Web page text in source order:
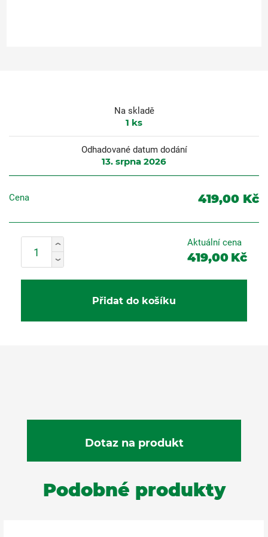
Na skladě
1 ks
Odhadované datum dodání
13. srpna 2026
Cena 419,00 Kč
Aktuální cena
419,00 Kč
Přidat do košíku
Podobné produkty